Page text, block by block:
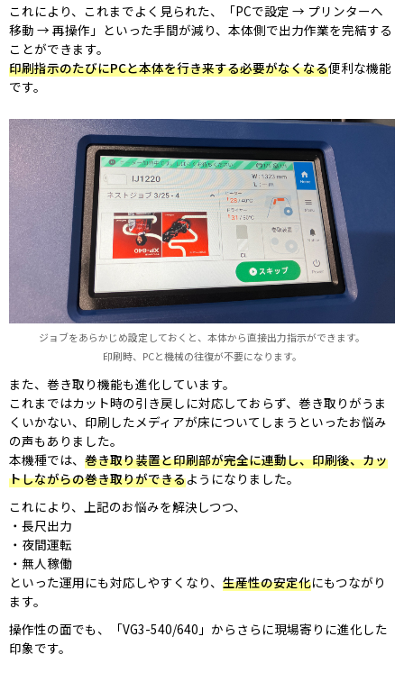
これにより、これまでよく見られた、「PCで設定 → プリンターへ
移動 → 再操作」といった手間が減り、本体側で出力作業を完結する
ことができます。
印刷指示のたびにPCと本体を行き来する必要がなくなる便利な機能
です。
ジョブをあらかじめ設定しておくと、本体から直接出力指示ができます。
印刷時、PCと機械の往復が不要になります。
また、巻き取り機能も進化しています。
これまではカット時の引き戻しに対応しておらず、巻き取りがうま
くいかない、印刷したメディアが床についてしまうといったお悩み
の声もありました。
本機種では、 巻き取り装置と印刷部が完全に連動し、印刷後、カッ
トしながらの巻き取りができるようになりました。
これにより、上記のお悩みを解決しつつ、
長尺出力
夜間運転
無人稼働
といった運用にも対応しやすくなり、 生産性の安定化にもつながり
ます。
操作性の面でも、「VG3-540/640」からさらに現場寄りに進化した
印象です。